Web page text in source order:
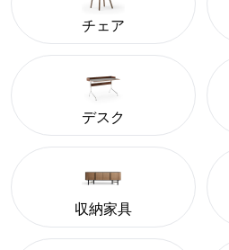
チェア
デスク
収納家具